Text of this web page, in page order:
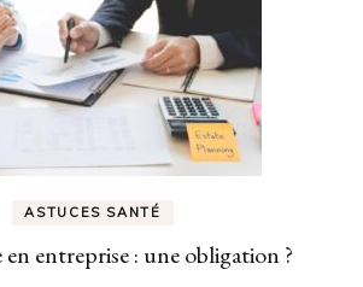
ASTUCES SANTÉ
en entreprise : une obligation ?